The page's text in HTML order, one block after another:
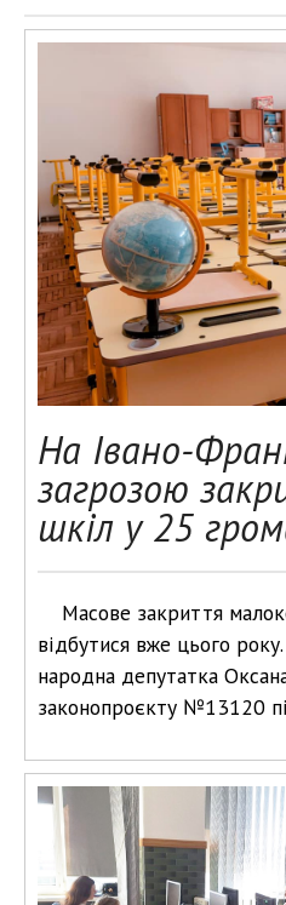
На Івано-
загрозою
шкіл у 25
Масове закриття
відбутися вже цього
народна депутатка
законопроєкту №13120